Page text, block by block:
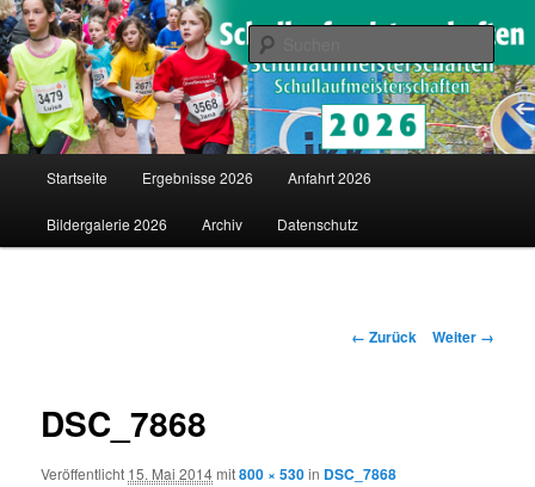
Schullaufmeisterschaften
Saarländische Schullaufmeisterschaften in Merzig
Zum
Inhalt
Startseite Ergebnisse 2026 Anfahrt 2026
Bildergalerie 2026 Archiv Datenschutz
Bilder-
← Zurück Weiter →
DSC_7868
Veröffentlicht 15. Mai 2014mit800 × 530in DSC_7868